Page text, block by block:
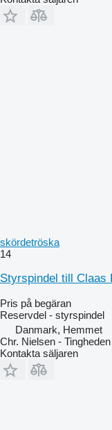
skördetröska
14
Styrspindel till Claas
Pris på begäran
Reservdel - styrspindel
Danmark, Hemmet
Chr. Nielsen -
Kontakta säljaren